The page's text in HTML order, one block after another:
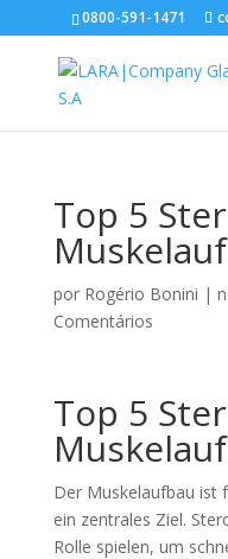
0800-591-1471
Top 5
por Rogério Bonini |
Comentários
Top 5
Der Muskelaufbau ist
ein zentrales Ziel.
Rolle spielen, um